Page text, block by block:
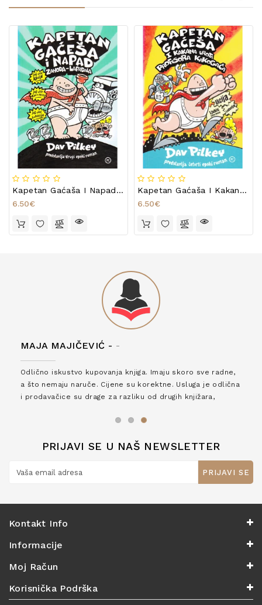
Kapetan Gaćaša I Napad Zahoda-Laprdala
6.50€
Kapetan Gaćaša I Kakana Urota Profesora Kakogaća
6.50€
MAJA MAJIČEVIĆ - -
Odlično iskustvo kupovanja knjiga. Imaju skoro sve radne,
a što nemaju naruče. Cijene su korektne. Usluga je odlična
i prodavačice su drage za razliku od drugih knjižara,
PRIJAVI SE U NAŠ NEWSLETTER
PRIJAVI SE
Kontakt Info
Informacije
Moj Račun
Korisnička Podrška